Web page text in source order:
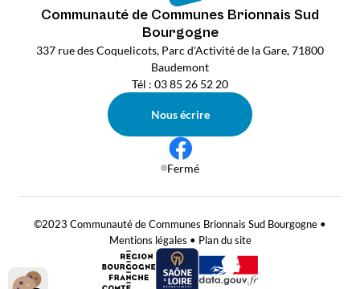
Communauté de Communes Brionnais Sud
Bourgogne
337 rue des Coquelicots, Parc d'Activité de la Gare, 71800
Baudemont
Tél : 03 85 26 52 20
Nous écrire
Fermé
©2023 Communauté de Communes Brionnais Sud Bourgogne •
Mentions légales • Plan du site